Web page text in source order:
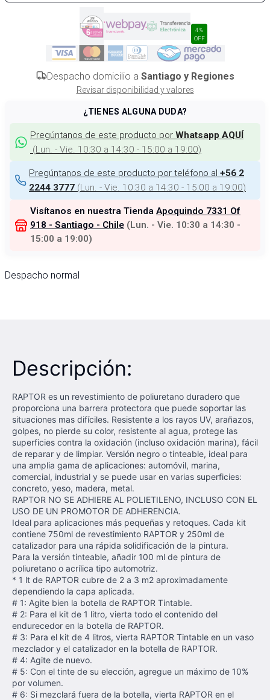
4%
OFF
Despacho domicilio a Santiago y Regiones
Revisar disponibilidad y valores
¿TIENES ALGUNA DUDA?
Pregúntanos de este producto por Whatsapp AQUÍ
(Lun. - Vie. 10:30 a 14:30 - 15:00 a 19:00)
Pregúntanos de este producto por teléfono al +56 2
2244 3777 (Lun. - Vie. 10:30 a 14:30 - 15:00 a 19:00)
Visítanos en nuestra Tienda Apoquindo 7331 Of
918 - Santiago - Chile (Lun. - Vie. 10:30 a 14:30 -
15:00 a 19:00)
Despacho normal
Descripción:
RAPTOR es un revestimiento de poliuretano duradero que
proporciona una barrera protectora que puede soportar las
situaciones mas difíciles. Resistente a los rayos UV, arañazos,
golpes, no pierde su color, resistente al agua, protege las
superficies contra la oxidación (incluso oxidación marina), fácil
de reparar y de limpiar. Versión negro o tinteable, ideal para
una amplia gama de aplicaciones: automóvil, marina,
comercial, industrial y se puede usar en varias superficies:
concreto, yeso, madera, metal.
RAPTOR NO SE ADHIERE AL POLIETILENO, INCLUSO CON EL
USO DE UN PROMOTOR DE ADHERENCIA.
Ideal para aplicaciones más pequeñas y retoques. Cada kit
contiene 750ml de revestimiento RAPTOR y 250ml de
catalizador para una rápida solidificación de la pintura.
Para la versión tinteable, añadir 100 ml de pintura de
poliuretano o acrílica tipo automotriz.
* 1 lt de RAPTOR cubre de 2 a 3 m2 aproximadamente
dependiendo la capa aplicada.
# 1: Agite bien la botella de RAPTOR Tintable.
# 2: Para el kit de 1 litro, vierta todo el contenido del
endurecedor en la botella de RAPTOR.
# 3: Para el kit de 4 litros, vierta RAPTOR Tintable en un vaso
mezclador y el catalizador en la botella de RAPTOR.
# 4: Agite de nuevo.
# 5: Con el tinte de su elección, agregue un máximo de 10%
por volumen.
# 6: Si mezclará fuera de la botella, vierta RAPTOR en el